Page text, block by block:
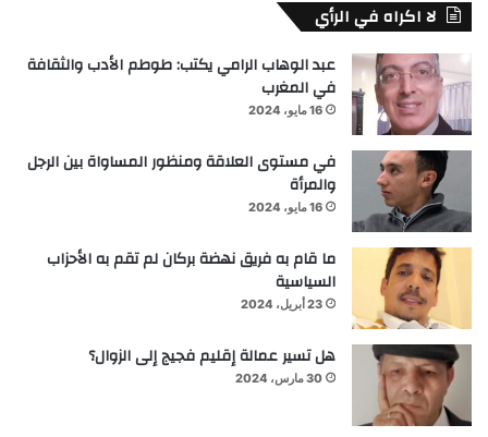
لا اكراه في الرأي
عبد الوهاب الرامي يكتب: طوطم الأدب والثقافة
في المغرب
16 مايو، 2024
في مستوى العلاقة ومنظور المساواة بين الرجل
والمرأة
16 مايو، 2024
ما قام به فريق نهضة بركان لم تقم به الأحزاب
السياسية
23 أبريل، 2024
هل تسير عمالة إقليم فجيج إلى الزوال؟
30 مارس، 2024